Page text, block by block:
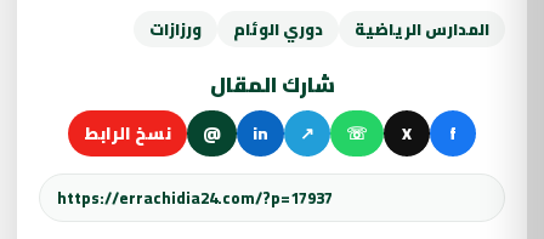
المدارس الرياضية دوري الوئام ورزازات
شارك المقال
f
X
☏
↗
in
@ نسخ الرابط